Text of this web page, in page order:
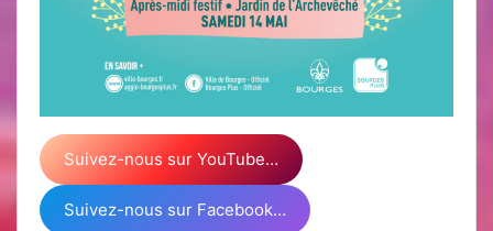
Suivez-nous sur YouTube…
Suivez-nous sur Facebook…